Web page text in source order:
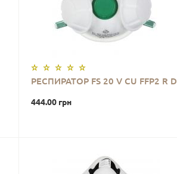
РЕСПИРАТОР FS 20 V CU FFP2 R D
444.00 грн